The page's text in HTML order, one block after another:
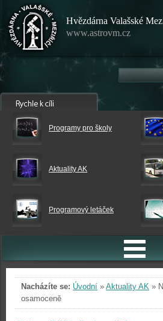
Hvězdárna Valašské
www.astrovm.cz
Programy pro školy
Aktuality AK
Programový letáček
Nacházíte se: Úvodní » Aktuality AK »
osamoceně